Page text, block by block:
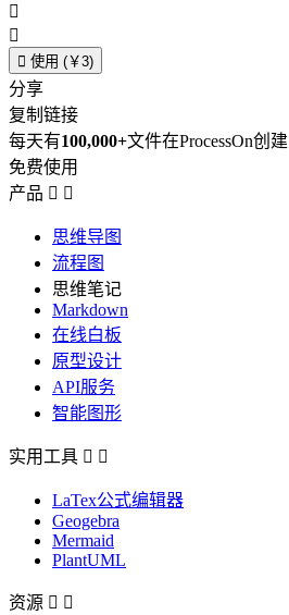


 使用 (￥3)
分享
复制链接
每天有100,000+文件在ProcessOn创建
免费使用
产品  
思维导图
流程图
思维笔记
Markdown
在线白板
原型设计
API服务
智能图形
实用工具  
LaTex公式编辑器
Geogebra
Mermaid
PlantUML
资源  